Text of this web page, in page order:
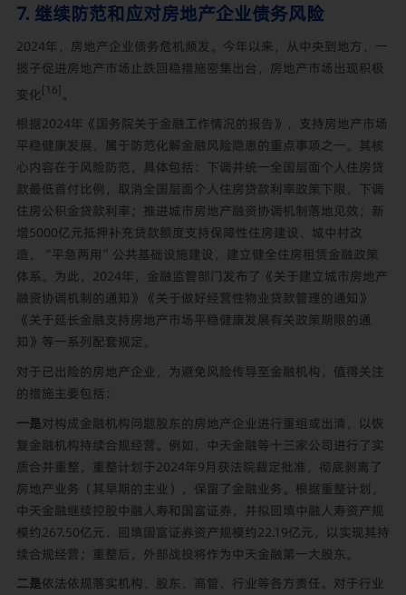
7. 继续防范和应对房地产企业债务风险
2024年，房地产企业债务危机频发。今年以来，从中央到地方，一
揽子促进房地产市场止跌回稳措施密集出台，房地产市场出现积极
变化[16] 。
根据2024年《国务院关于金融工作情况的报告》，支持房地产市场
平稳健康发展，属于防范化解金融风险隐患的重点事项之一。其核
心内容在于风险防范，具体包括：下调并统一全国层面个人住房贷
款最低首付比例，取消全国层面个人住房贷款利率政策下限，下调
住房公积金贷款利率；推进城市房地产融资协调机制落地见效；新
增5000亿元抵押补充贷款额度支持保障性住房建设、城中村改
造、“平急两用”公共基础设施建设，建立健全住房租赁金融政策
体系。为此，2024年，金融监管部门发布了《关于建立城市房地产
融资协调机制的通知》《关于做好经营性物业贷款管理的通知》
《关于延长金融支持房地产市场平稳健康发展有关政策期限的通
知》等一系列配套规定。
对于已出险的房地产企业，为避免风险传导至金融机构，值得关注
的措施主要包括：
一是对构成金融机构问题股东的房地产企业进行重组或出清，以恢
复金融机构持续合规经营。例如，中天金融等十三家公司进行了实
质合并重整，重整计划于2024年9月获法院裁定批准，彻底剥离了
房地产业务（其早期的主业），保留了金融业务。根据重整计划，
中天金融继续控股中融人寿和国富证券，并拟回填中融人寿资产规
模约267.50亿元、回填国富证券资产规模约22.19亿元，以实现其持
续合规经营；重整后，外部战投将作为中天金融第一大股东。
二是依法依规落实机构、股东、高管、行业等各方责任。对于行业